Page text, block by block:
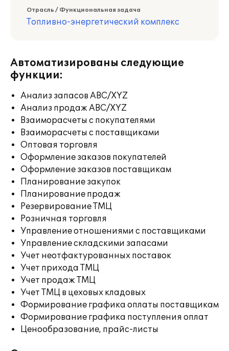
Отрасль / Функциональная задача
Топливно-энергетический комплекс
Автоматизированы следующие
функции:
Анализ запасов ABC/XYZ
Анализ продаж ABC/XYZ
Взаиморасчеты с покупателями
Взаиморасчеты с поставщиками
Оптовая торговля
Оформление заказов покупателей
Оформление заказов поставщикам
Планирование закупок
Планирование продаж
Резервирование ТМЦ
Розничная торговля
Управление отношениями с поставщиками
Управление складскими запасами
Учет неотфактурованных поставок
Учет прихода ТМЦ
Учет продаж ТМЦ
Учет ТМЦ в цеховых кладовых
Формирование графика оплаты поставщикам
Формирование графика поступления оплат
Ценообразование, прайс-листы